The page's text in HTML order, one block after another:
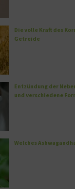
Die volle Kraft des
Getreide
Entzündung der
und verschiedene
Welches